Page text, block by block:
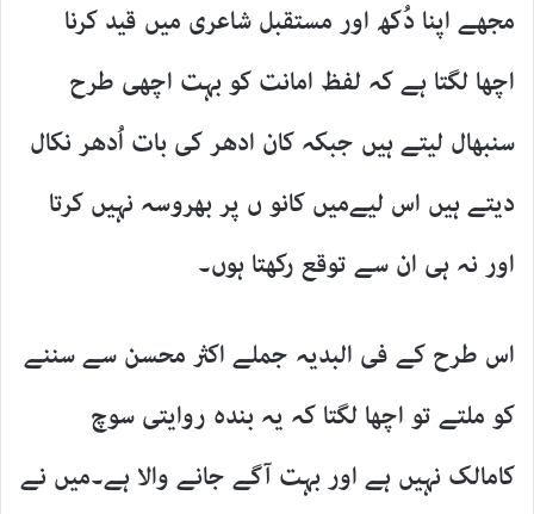
مجھے اپنا دُکھ اور مستقبل شاعری میں قید کرنا
اچھا لگتا ہے کہ لفظ امانت کو بہت اچھی طرح
سنبھال لیتے ہیں جبکہ کان ادھر کی بات اُدھر نکال
دیتے ہیں اس لیےمیں کانو ں پر بھروسہ نہیں کرتا
اور نہ ہی ان سے توقع رکھتا ہوں۔
اس طرح کے فی البدیہ جملے اکثر محسن سے سننے
کو ملتے تو اچھا لگتا کہ یہ بندہ روایتی سوچ
کامالک نہیں ہے اور بہت آگے جانے والا ہے۔میں نے